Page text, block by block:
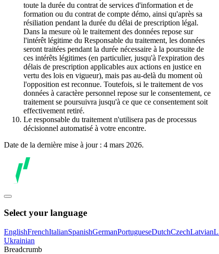
toute la durée du contrat de services d'information et de
formation ou du contrat de compte démo, ainsi qu'après sa
résiliation pendant la durée du délai de prescription légal.
Dans la mesure où le traitement des données repose sur
l'intérêt légitime du Responsable du traitement, les données
seront traitées pendant la durée nécessaire à la poursuite de
ces intérêts légitimes (en particulier, jusqu'à l'expiration des
délais de prescription applicables aux actions en justice en
vertu des lois en vigueur), mais pas au-delà du moment où
l'opposition est reconnue. Toutefois, si le traitement de vos
données à caractère personnel repose sur le consentement, ce
traitement se poursuivra jusqu'à ce que ce consentement soit
effectivement retiré.
Le responsable du traitement n'utilisera pas de processus
décisionnel automatisé à votre encontre.
Date de la dernière mise à jour : 4 mars 2026.
Select your language
EnglishFrenchItalianSpanishGermanPortugueseDutchCzechLatvian
Ukrainian
Breadcrumb